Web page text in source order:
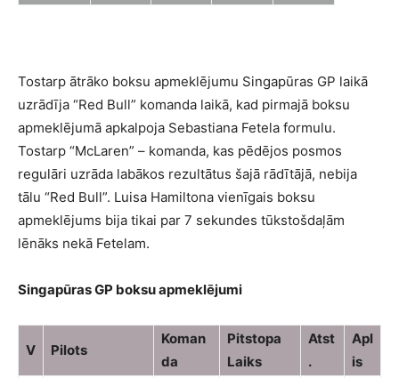
Tostarp ātrāko boksu apmeklējumu Singapūras GP laikā
uzrādīja “Red Bull” komanda laikā, kad pirmajā boksu
apmeklējumā apkalpoja Sebastiana Fetela formulu.
Tostarp “McLaren” – komanda, kas pēdējos posmos
regulāri uzrāda labākos rezultātus šajā rādītājā, nebija
tālu “Red Bull”. Luisa Hamiltona vienīgais boksu
apmeklējums bija tikai par 7 sekundes tūkstošdaļām
lēnāks nekā Fetelam.
Singapūras GP boksu apmeklējumi
V Pilots
Koman
da
Pitstopa
Laiks
Atst
.
Apl
is